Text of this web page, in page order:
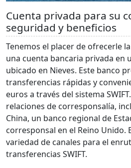
Cuenta privada para su
seguridad y beneficios
Tenemos el placer de ofrecerle
una cuenta bancaria privada en
ubicado en Nieves. Este banco
transferencias rápidas y
euros a través del sistema
relaciones de corresponsalía,
China, un banco regional de
corresponsal en el Reino Unido.
variedad de canales para el
transferencias SWIFT.